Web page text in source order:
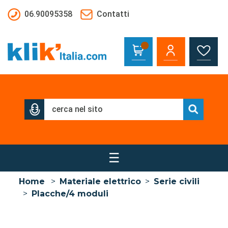
06.90095358
Contatti
☰
Home > Materiale elettrico > Serie civili
> Placche/4 moduli